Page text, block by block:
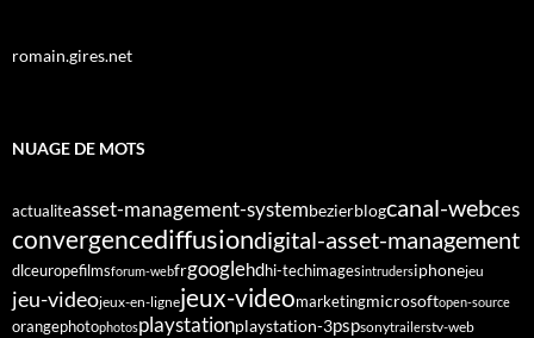
romain.gires.net
NUAGE DE MOTS
actualiteasset-management-systembezierblogcanal-webces
convergencediffusiondigital-asset-management
dlceuropefilmsforum-webfrgooglehdhi-techimagesintrudersiphonejeu
jeu-videojeux-en-lignejeux-videomarketingmicrosoftopen-source
orangephotophotosplaystationplaystation-3pspsonytrailerstv-web